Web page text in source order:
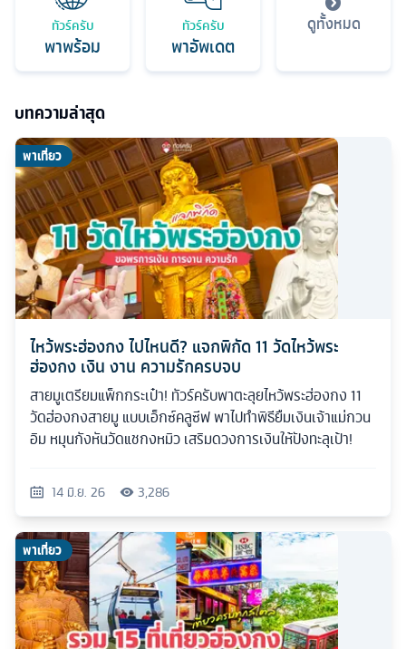
ทัวร์ครับ
พาพร้อม
ทัวร์ครับ
พาอัพเดต
ดูทั้งหมด
บทความล่าสุด
พาเที่ยว
ไหว้พระฮ่องกง ไปไหนดี? แจกพิกัด 11 วัดไหว้พระ
ฮ่องกง เงิน งาน ความรักครบจบ
สายมูเตรียมแพ็กกระเป๋า! ทัวร์ครับพาตะลุยไหว้พระฮ่องกง 11
วัดฮ่องกงสายมู แบบเอ็กซ์คลูซีฟ พาไปทำพิธียืมเงินเจ้าแม่กวน
อิม หมุนกังหันวัดแชกงหมิว เสริมดวงการเงินให้ปังทะลุเป้า!
14 มิ.ย. 26 3,286
พาเที่ยว